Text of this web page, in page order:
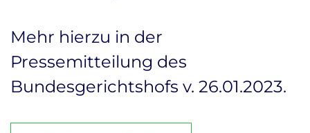
Mehr hierzu in der
Pressemitteilung des
Bundesgerichtshofs v. 26.01.2023.